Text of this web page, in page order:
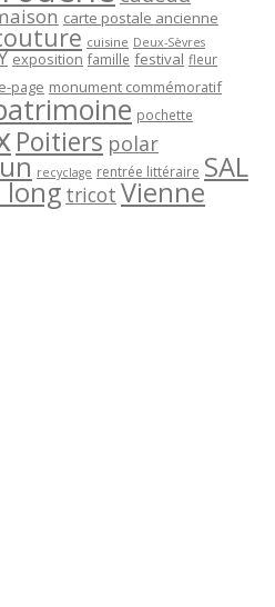
carte postale ancienne
cuisine Deux-Sèvres
exposition famille festival fleur
page monument commémoratif
pochette
Poitiers polar
recyclage rentrée littéraire SAL
long tricot Vienne